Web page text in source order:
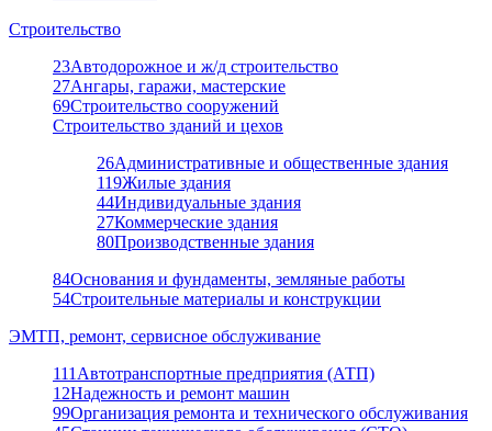
Строительство
23Автодорожное и ж/д строительство
27Ангары, гаражи, мастерские
69Строительство сооружений
Строительство зданий и цехов
26Административные и общественные здания
119Жилые здания
44Индивидуальные здания
27Коммерческие здания
80Производственные здания
84Основания и фундаменты, земляные работы
54Строительные материалы и конструкции
ЭМТП, ремонт, сервисное обслуживание
111 Автотранспортные предприятия (АТП)
12Надежность и ремонт машин
99Организация ремонта и технического обслуживания